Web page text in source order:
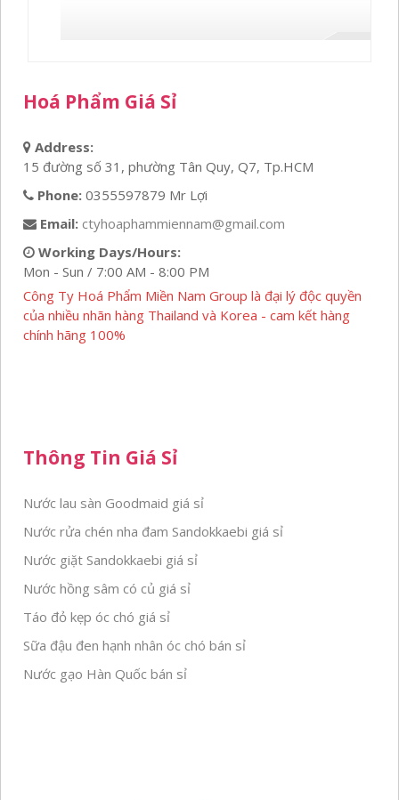
Hoá Phẩm Giá Sỉ
Address:
15 đường số 31, phường Tân Quy, Q7, Tp.HCM
Phone: 0355597879 Mr Lợi
Email: ctyhoaphammiennam@gmail.com
Working Days/Hours:
Mon - Sun / 7:00 AM - 8:00 PM
Công Ty Hoá Phẩm Miền Nam Group là đại lý độc quyền
của nhiều nhãn hàng Thailand và Korea - cam kết hàng
chính hãng 100%
Thông Tin Giá Sỉ
Nước lau sàn Goodmaid giá sỉ
Nước rửa chén nha đam Sandokkaebi giá sỉ
Nước giặt Sandokkaebi giá sỉ
Nước hồng sâm có củ giá sỉ
Táo đỏ kẹp óc chó giá sỉ
Sữa đậu đen hạnh nhân óc chó bán sỉ
Nước gạo Hàn Quốc bán sỉ